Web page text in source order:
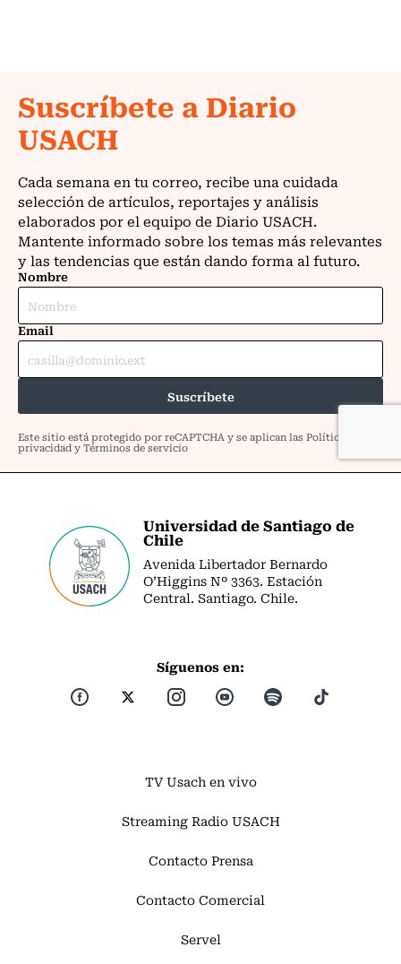
Universidad de Santiago de
Chile
Avenida Libertador Bernardo
O’Higgins Nº 3363. Estación
Central. Santiago. Chile.
Síguenos en:
TV Usach en vivo
Streaming Radio USACH
Contacto Prensa
Contacto Comercial
Servel